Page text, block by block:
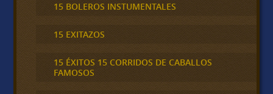
15 BOLEROS INSTUMENTALES
15 EXITAZOS
15 ÉXITOS 15 CORRIDOS DE CABALLOS
FAMOSOS